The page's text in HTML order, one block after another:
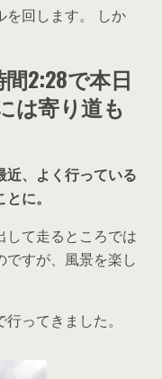
を回します。 しか
2:28で本日
は寄り道も
近、よく行っている
に。
して走るところでは
ですが、風景を楽し
ってきました。